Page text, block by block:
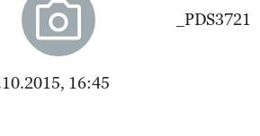
16:45
przyjaciela